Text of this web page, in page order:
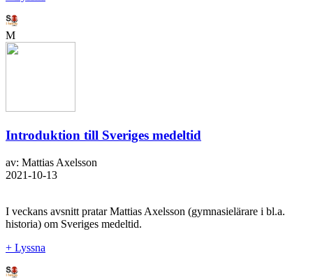
M
Introduktion till Sveriges medeltid
av: Mattias Axelsson
2021-10-13
I veckans avsnitt pratar Mattias Axelsson (gymnasielärare i bl.a.
historia) om Sveriges medeltid.
+ Lyssna